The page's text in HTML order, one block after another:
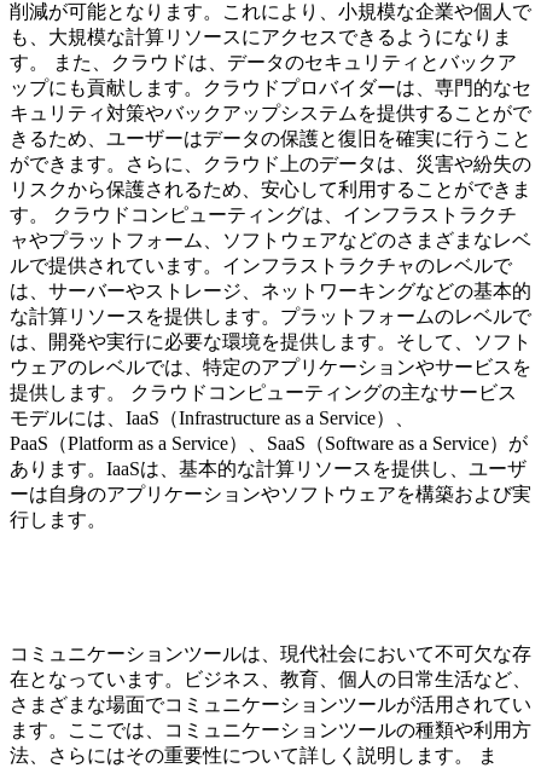
削減が可能となります。これにより、小規模な企業や個人で
も、大規模な計算リソースにアクセスできるようになりま
す。 また、クラウドは、データのセキュリティとバックア
ップにも貢献します。クラウドプロバイダーは、専門的なセ
キュリティ対策やバックアップシステムを提供することがで
きるため、ユーザーはデータの保護と復旧を確実に行うこと
ができます。さらに、クラウド上のデータは、災害や紛失の
リスクから保護されるため、安心して利用することができま
す。 クラウドコンピューティングは、インフラストラクチ
ャやプラットフォーム、ソフトウェアなどのさまざまなレベ
ルで提供されています。インフラストラクチャのレベルで
は、サーバーやストレージ、ネットワーキングなどの基本的
な計算リソースを提供します。プラットフォームのレベルで
は、開発や実行に必要な環境を提供します。そして、ソフト
ウェアのレベルでは、特定のアプリケーションやサービスを
提供します。 クラウドコンピューティングの主なサービス
モデルには、IaaS（Infrastructure as a Service）、
PaaS（Platform as a Service）、SaaS（Software as a Service）が
あります。IaaSは、基本的な計算リソースを提供し、ユーザ
ーは自身のアプリケーションやソフトウェアを構築および実
行します。
コミュニケーションツールは、現代社会において不可欠な存
在となっています。ビジネス、教育、個人の日常生活など、
さまざまな場面でコミュニケーションツールが活用されてい
ます。ここでは、コミュニケーションツールの種類や利用方
法、さらにはその重要性について詳しく説明します。 ま